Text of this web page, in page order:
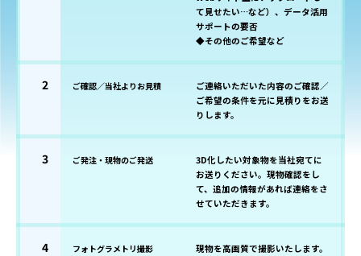
て見せたい…など）、データ活用
サポートの要否
◆その他のご希望など
2 ご確認／当社よりお見積
ご連絡いただいた内容のご確認／
ご希望の条件を元に見積りをお送
りします。
3 ご発注・現物のご発送
3D化したい対象物を当社宛てに
お送りください。現物確認をし
て、追加の情報があれば連絡をさ
せていただきます。
4 フォトグラメトリ撮影 現物を高画質で撮影いたします。